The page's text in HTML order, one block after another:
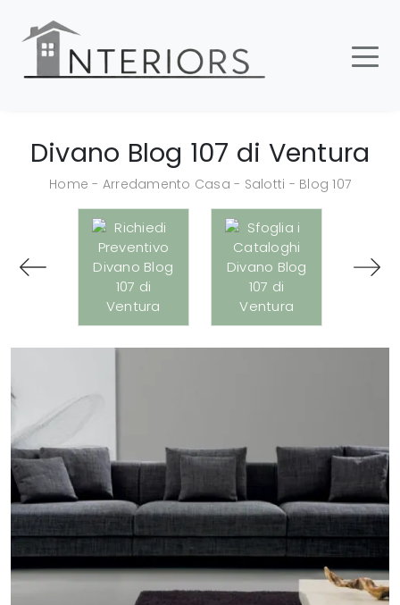
Divano Blog 107 di Ventura
Home - Arredamento Casa - Salotti - Blog 107